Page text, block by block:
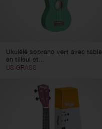
Ukulélé soprano vert avec table
en tilleul et...
US-GRASS